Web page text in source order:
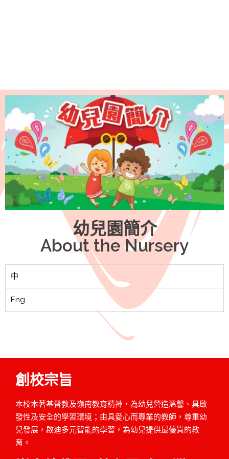
幼兒園簡介
About the Nursery
中
Eng
創校宗旨
本校本著基督教及嶺南教育精神，為幼兒營造溫馨、具啟
發性及安全的學習環境；由具愛心而專業的教師，尊重幼
兒發展，啟迪多元智能的學習，為幼兒提供最優質的教
育。